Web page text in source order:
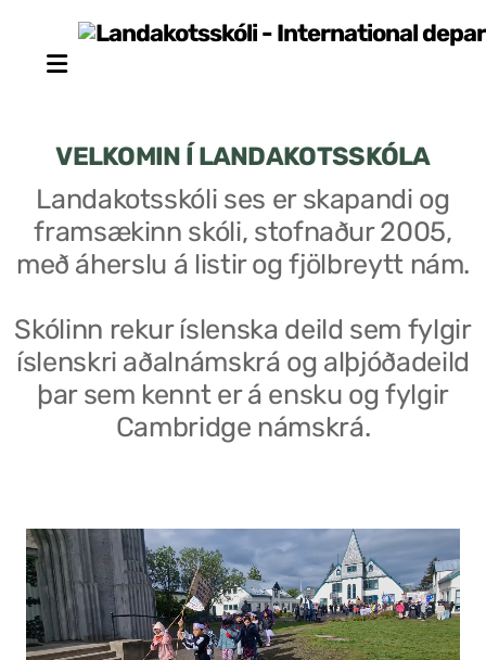
VELKOMIN Í LANDAKOTSSKÓLA
Landakotsskóli ses er skapandi og
framsækinn skóli, stofnaður 2005,
með áherslu á listir og fjölbreytt nám.
Skólinn rekur íslenska deild sem fylgir
íslenskri aðalnámskrá og alþjóðadeild
þar sem kennt er á ensku og fylgir
Cambridge námskrá.
Stjórn sjálfseignarstofnunar
Skólaráð
Fundargerðir skólaráðs
Stjórnendateymi
Skólareglur
Starfsáætlun